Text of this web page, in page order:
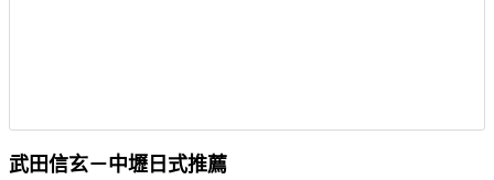
武田信玄－中壢日式推薦